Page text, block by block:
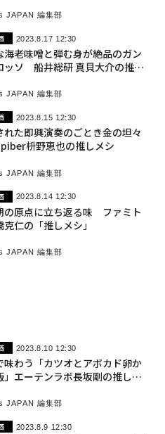
JAPAN 編集部
2023.8.17 12:30
海老味噌と弾む身が絶品のガン
ッソ 船井総研 真貝大介の推し
JAPAN 編集部
2023.8.15 12:30
れた即興演奏のごとき金の坦々
枡野恵也の推しメシ
JAPAN 編集部
2023.8.14 12:30
の原点に立ち返る味 ファミト
克仁の「推しメシ」
JAPAN 編集部
2023.8.10 12:30
味わう「カツオとアボカド卵か
」エーテンラボ長坂剛の推しメ
JAPAN 編集部
2023.8.9 12:30